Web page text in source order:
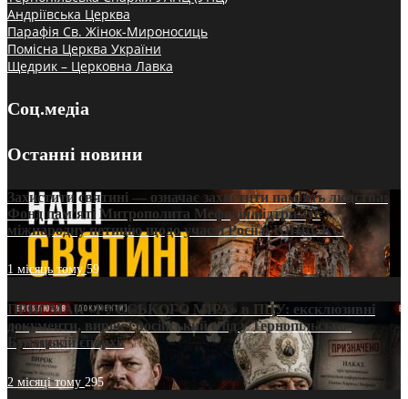
Андріївська Церква
Парафія Св. Жінок-Мироносиць
Помісна Церква України
Щедрик – Церковна Лавка
Соц.медіа
Останні новини
Захистити святині — означає захистити пам’ять людства:
Фонд пам’яті Митрополита Мефодія підтримує
міжнародну петицію щодо участі Росії в ЮНЕСКО
1 місяць тому59
ПРИСМАК «РУССЬКОГО МІРА» в ПЦУ: ексклюзивні
документи, вирок і російський слід у Тернопільсько-
Бучацькій єпархії
2 місяці тому 295